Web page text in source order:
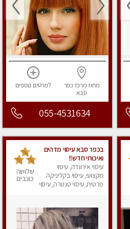
מחוז מרכזכפר
סבא
לפרטים נוספים
055-4531634
בכפר סבא עיסוי מדהים
ואיכותי חדש!!
עיסוי אירוודה, עיסוי
מקצועי, עיסוי בקליניקה
פרטית, עיסוי טנטרה, עיסוי
שלושה
כוכבים